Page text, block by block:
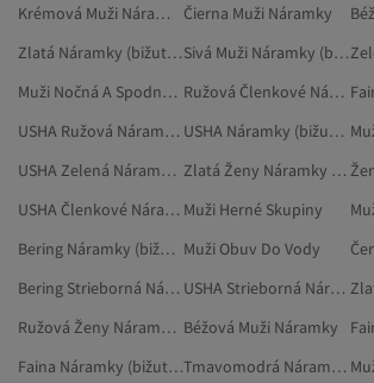
Krémová Muži Náramky
Čierna Muži Náramky
Zlatá Náramky (bižutéria)
Sivá Muži Náramky (bižutéria)
Muži Nočná A Spodná Bielizeň
Ružová Členkové Náramky (bižutéria)
USHA Ružová Náramky (bižutéria)
USHA Náramky (bižutéria)
USHA Zelená Náramky (bižutéria)
Zlatá Ženy Náramky (bižutéria)
USHA Členkové Náramky (bižutéria) Muži Herné Skupiny
Bering Náramky (bižutéria) Muži Obuv Do Vody
Bering Strieborná Náramky (bižutéria)
USHA Strieborná Náramky (bižutéria)
Ružová Ženy Náramky (bižutéria) Béžová Muži Náramky
Faina Náramky (bižutéria)
Tmavomodrá Náramky (bižutéria)